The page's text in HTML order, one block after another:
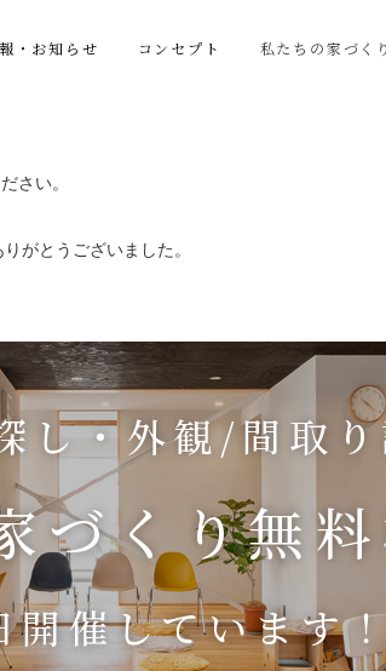
・お知らせ コンセプト 私たちの家づく
さい。
がとうございました。
し・外観/間取
づくり無
開催しています